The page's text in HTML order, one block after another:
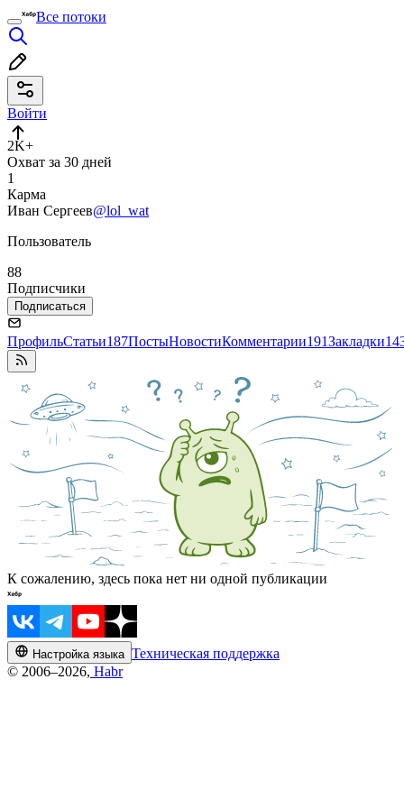
Все потоки
Войти
2K+
Охват за 30 дней
1
Карма
Иван Сергеев@lol_wat
Пользователь
88
Подписчики
Подписаться
ПрофильСтатьи187ПостыНовостиКомментарии191Закладки
К сожалению, здесь пока нет ни одной публикации
Настройка языка Техническая поддержка
© 2006–2026, Habr